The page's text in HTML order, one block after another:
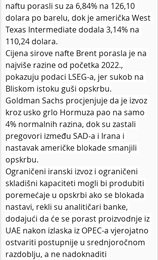
naftu porasli su za 6,84% na 126,10
dolara po barelu, dok je američka West
Texas Intermediate dodala 3,14% na
110,24 dolara.
Cijena sirove nafte Brent porasla je na
najviše razine od početka 2022.,
pokazuju podaci LSEG-a, jer sukob na
Bliskom istoku guši opskrbu.
Goldman Sachs procjenjuje da je izvoz
kroz usko grlo Hormuza pao na samo
4% normalnih razina, dok su zastali
pregovori između SAD-a i Irana i
nastavak američke blokade smanjili
opskrbu.
Ograničeni iranski izvoz i ograničeni
skladišni kapaciteti mogli bi produbiti
poremećaje u opskrbi ako se blokada
nastavi, rekli su analitičari banke,
dodajući da će se porast proizvodnje iz
UAE nakon izlaska iz OPEC-a vjerojatno
ostvariti postupnije u srednjoročnom
razdoblju, a ne nadoknaditi